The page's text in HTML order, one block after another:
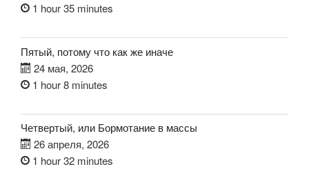
1 hour 35 minutes
Пятый, потому что как же иначе
24 мая, 2026
1 hour 8 minutes
Четвертый, или Бормотание в массы
26 апреля, 2026
1 hour 32 minutes